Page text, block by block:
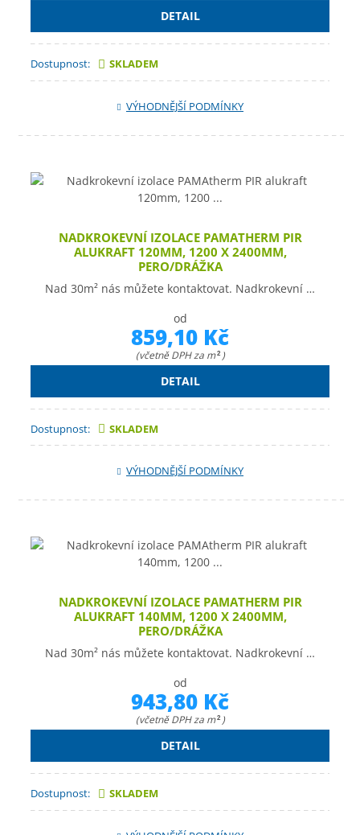
DETAIL
Dostupnost: SKLADEM
VÝHODNĚJŠÍ PODMÍNKY
NADKROKEVNÍ IZOLACE PAMATHERM PIR
ALUKRAFT 120MM, 1200 X 2400MM,
PERO/DRÁŽKA
Nad 30m² nás můžete kontaktovat. Nadkrokevní …
od
859,10 Kč
(včetně DPH za m 2 )
DETAIL
Dostupnost: SKLADEM
VÝHODNĚJŠÍ PODMÍNKY
NADKROKEVNÍ IZOLACE PAMATHERM PIR
ALUKRAFT 140MM, 1200 X 2400MM,
PERO/DRÁŽKA
Nad 30m² nás můžete kontaktovat. Nadkrokevní …
od
943,80 Kč
(včetně DPH za m 2 )
DETAIL
Dostupnost: SKLADEM